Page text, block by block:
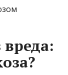
вреда: